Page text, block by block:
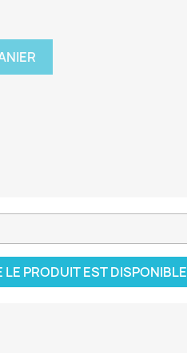
PRODUIT EST DISPONIBLE